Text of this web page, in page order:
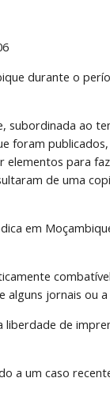
durante o
ao
foram
para
de uma
em
alguns jornais ou
de
a um caso